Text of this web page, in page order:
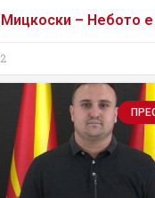
Мицкоски – Небото е